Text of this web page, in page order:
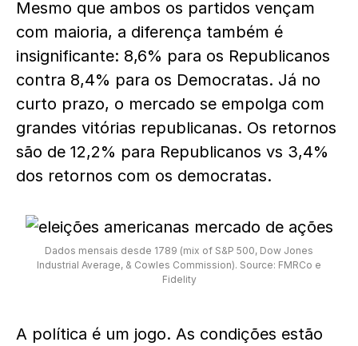
Mesmo que ambos os partidos vençam
com maioria, a diferença também é
insignificante: 8,6% para os Republicanos
contra 8,4% para os Democratas. Já no
curto prazo, o mercado se empolga com
grandes vitórias republicanas. Os retornos
são de 12,2% para Republicanos vs 3,4%
dos retornos com os democratas.
Dados mensais desde 1789 (mix of S&P 500, Dow Jones
Industrial Average, & Cowles Commission). Source: FMRCo e
Fidelity
A política é um jogo. As condições estão